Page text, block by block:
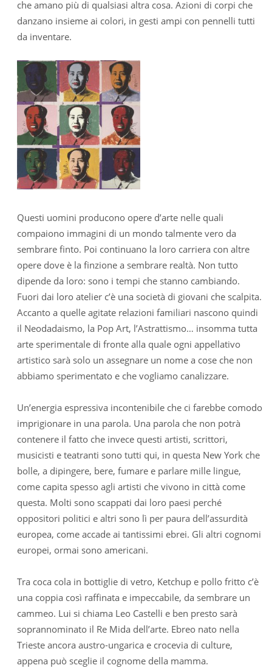
che amano più di qualsiasi altra cosa. Azioni di corpi che
danzano insieme ai colori, in gesti ampi con pennelli tutti
da inventare.
Questi uomini producono opere d’arte nelle quali
compaiono immagini di un mondo talmente vero da
sembrare finto. Poi continuano la loro carriera con altre
opere dove è la finzione a sembrare realtà. Non tutto
dipende da loro: sono i tempi che stanno cambiando.
Fuori dai loro atelier c’è una società di giovani che scalpita.
Accanto a quelle agitate relazioni familiari nascono quindi
il Neodadaismo, la Pop Art, l’Astrattismo… insomma tutta
arte sperimentale di fronte alla quale ogni appellativo
artistico sarà solo un assegnare un nome a cose che non
abbiamo sperimentato e che vogliamo canalizzare.
Un’energia espressiva incontenibile che ci farebbe comodo
imprigionare in una parola. Una parola che non potrà
contenere il fatto che invece questi artisti, scrittori,
musicisti e teatranti sono tutti qui, in questa New York che
bolle, a dipingere, bere, fumare e parlare mille lingue,
come capita spesso agli artisti che vivono in città come
questa. Molti sono scappati dai loro paesi perché
oppositori politici e altri sono lì per paura dell’assurdità
europea, come accade ai tantissimi ebrei. Gli altri cognomi
europei, ormai sono americani.
Tra coca cola in bottiglie di vetro, Ketchup e pollo fritto c’è
una coppia così raffinata e impeccabile, da sembrare un
cammeo. Lui si chiama Leo Castelli e ben presto sarà
soprannominato il Re Mida dell’arte. Ebreo nato nella
Trieste ancora austro-ungarica e crocevia di culture,
appena può sceglie il cognome della mamma.